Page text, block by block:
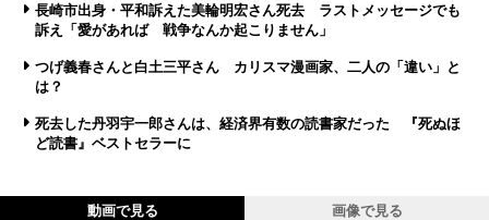
長崎市出身・平和訴えた美輪明宏さん死去 ラストメッセージでも
訴え「愛があれば 戦争なんか起こりません」
つげ義春さんと白土三平さん カリスマ漫画家、二人の「違い」と
は？
死去した丹羽宇一郎さんは、経済界有数の読書家だった 『死ぬほ
ど読書』ベストセラーに
動画で見る 画像で見る